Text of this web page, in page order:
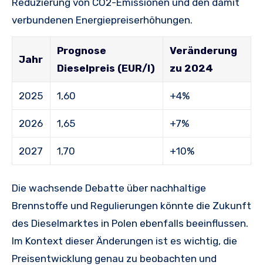
verbundenen Energiepreiserhöhungen.
Jahr
Prognose
Dieselpreis (EUR/l)
Veränderung
zu 2024
2025 1,60 +4%
2026 1,65 +7%
2027 1,70 +10%
Die wachsende Debatte über nachhaltige
Brennstoffe und Regulierungen könnte die Zukunft
des Dieselmarktes in Polen ebenfalls beeinflussen.
Im Kontext dieser Änderungen ist es wichtig, die
Preisentwicklung genau zu beobachten und